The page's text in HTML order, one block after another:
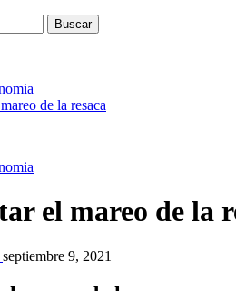
de la resaca
el mareo de la
septiembre 9, 2021